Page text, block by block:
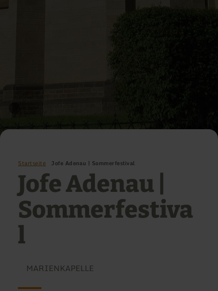
Startseite Jofe Adenau | Sommerfestival
Jofe Adenau |
Sommerfestiva
l
MARIENKAPELLE